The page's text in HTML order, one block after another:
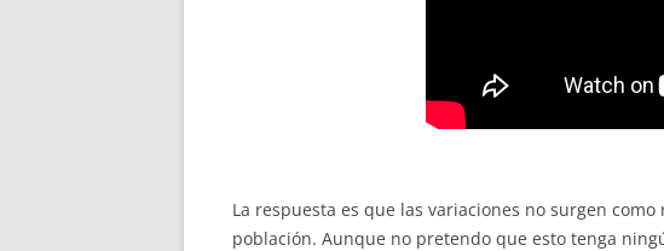
La respuesta es que las variaciones no surgen
población. Aunque no pretendo que esto tenga